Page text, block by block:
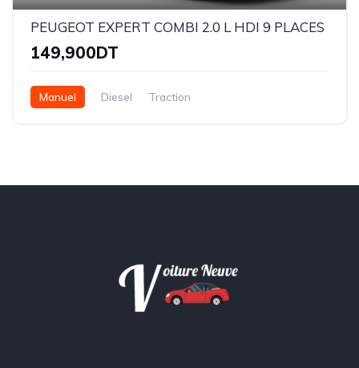
PEUGEOT EXPERT COMBI 2.0 L HDI 9 PLACES
149,900DT
Manuel Diesel Traction